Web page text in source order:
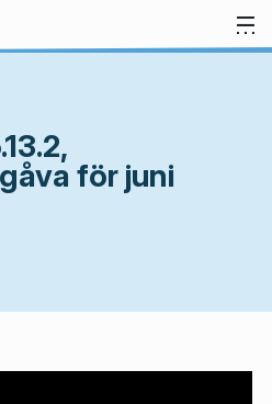
för juni